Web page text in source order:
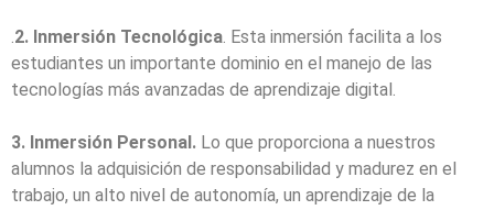
.2. Inmersión Tecnológica. Esta inmersión facilita a los
estudiantes un importante dominio en el manejo de las
tecnologías más avanzadas de aprendizaje digital.
3. Inmersión Personal. Lo que proporciona a nuestros
alumnos la adquisición de responsabilidad y madurez en el
trabajo, un alto nivel de autonomía, un aprendizaje de la